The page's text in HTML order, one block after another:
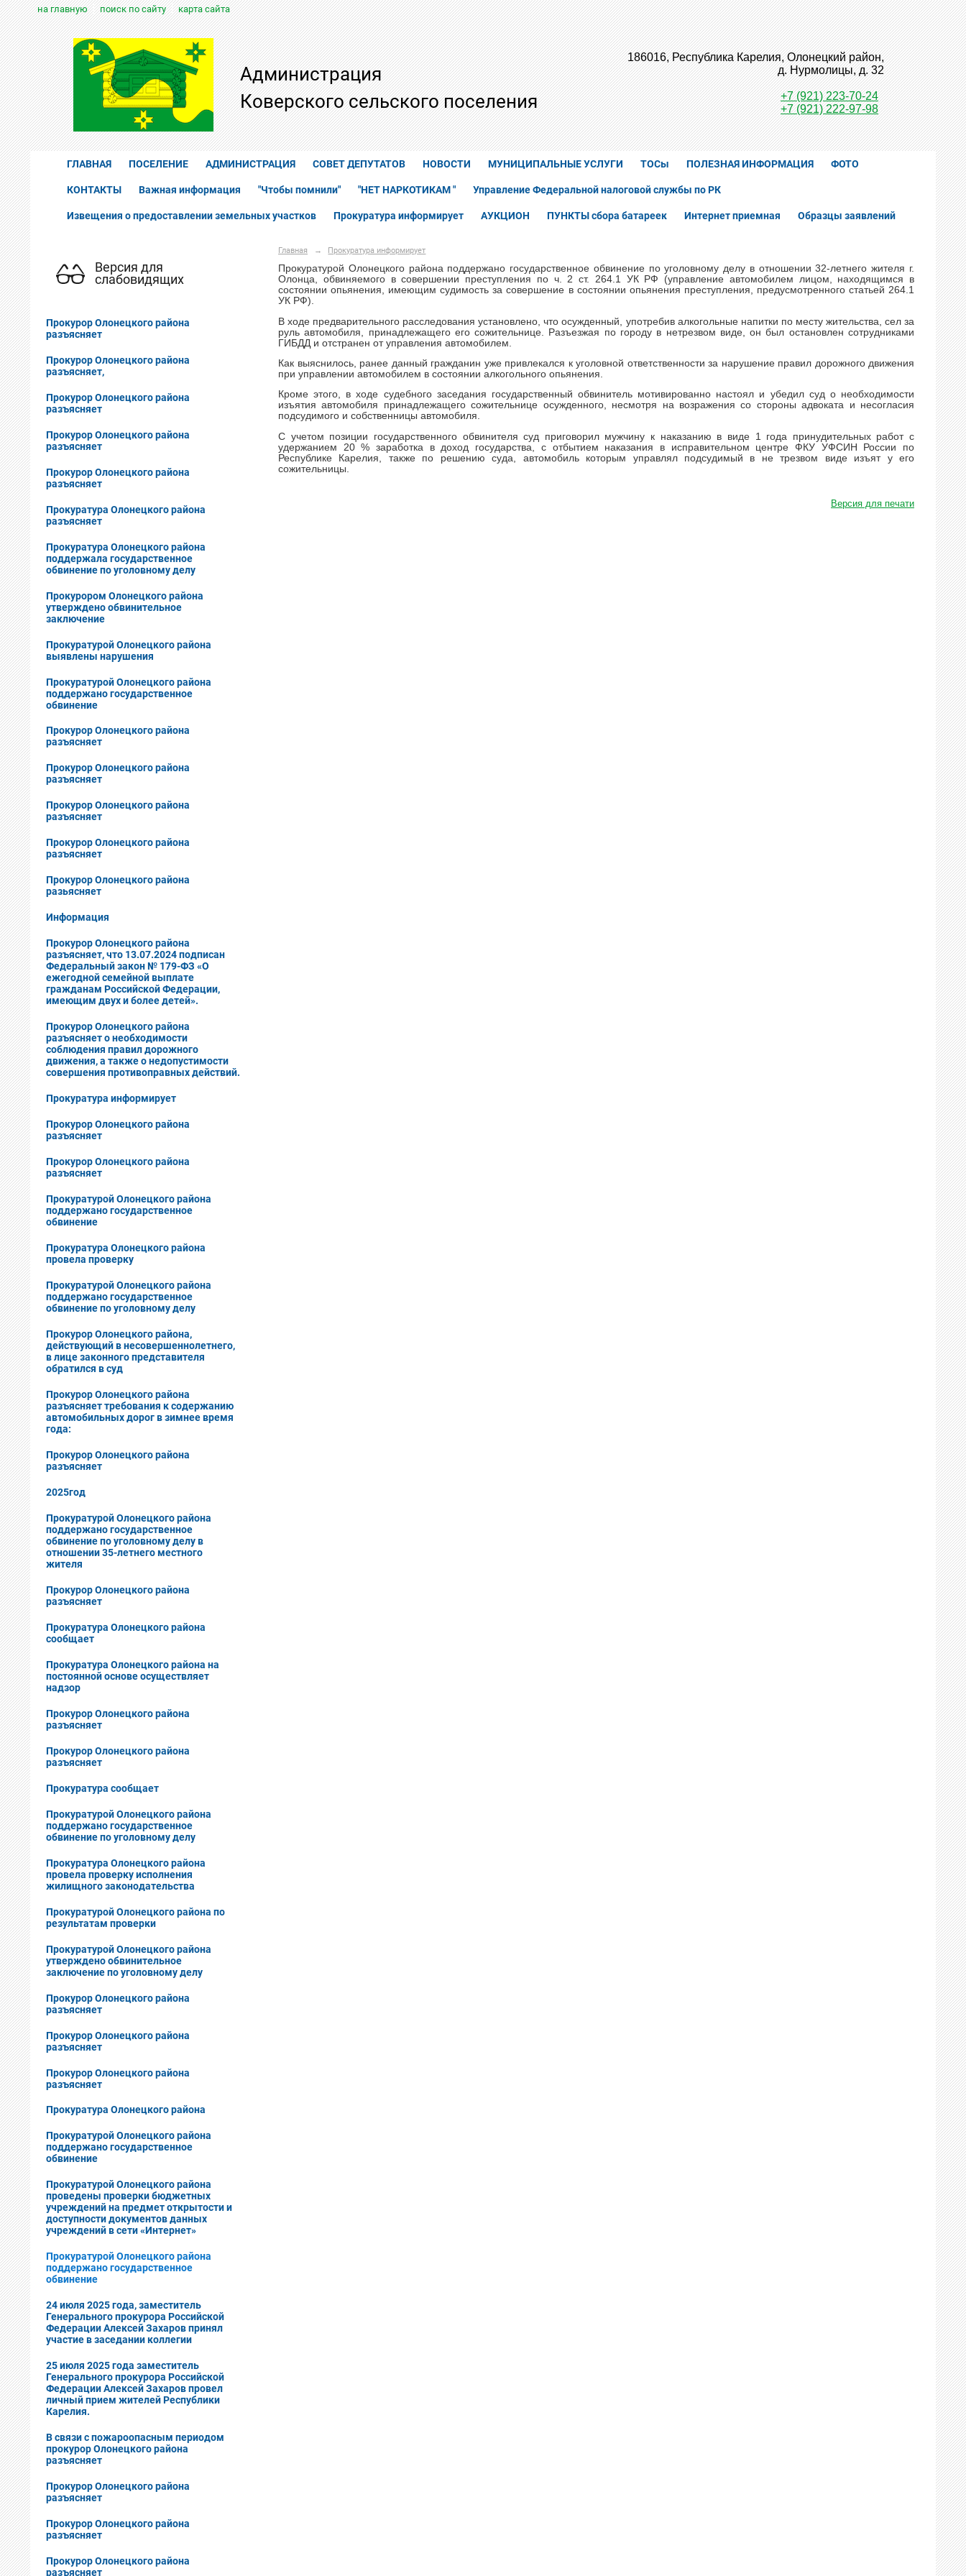
на главную поиск по сайту карта сайта
Администрация
Коверского сельского поселения
186016, Республика Карелия, Олонецкий район,
д. Нурмолицы, д. 32
+7 (921) 223-70-24
+7 (921) 222-97-98
ГЛАВНАЯ ПОСЕЛЕНИЕ АДМИНИСТРАЦИЯ СОВЕТ ДЕПУТАТОВ НОВОСТИ МУНИЦИПАЛЬНЫЕ УСЛУГИ ТОСы ПОЛЕЗНАЯ ИНФОРМАЦИЯ ФОТО
КОНТАКТЫ Важная информация "Чтобы помнили" "НЕТ НАРКОТИКАМ " Управление Федеральной налоговой службы по РК
Извещения о предоставлении земельных участков Прокуратура информирует АУКЦИОН ПУНКТЫ сбора батареек Интернет приемная Образцы заявлений
Версия для
слабовидящих
Прокурор Олонецкого района
разъясняет
Прокурор Олонецкого района
разъясняет,
Прокурор Олонецкого района
разъясняет
Прокурор Олонецкого района
разъясняет
Прокурор Олонецкого района
разъясняет
Прокуратура Олонецкого района
разъясняет
Прокуратура Олонецкого района
поддержала государственное
обвинение по уголовному делу
Прокурором Олонецкого района
утверждено обвинительное
заключение
Прокуратурой Олонецкого района
выявлены нарушения
Прокуратурой Олонецкого района
поддержано государственное
обвинение
Прокурор Олонецкого района
разъясняет
Прокурор Олонецкого района
разъясняет
Прокурор Олонецкого района
разъясняет
Прокурор Олонецкого района
разъясняет
Прокурор Олонецкого района
разьясняет
Информация
Прокурор Олонецкого района
разъясняет, что 13.07.2024 подписан
Федеральный закон № 179-ФЗ «О
ежегодной семейной выплате
гражданам Российской Федерации,
имеющим двух и более детей».
Прокурор Олонецкого района
разъясняет о необходимости
соблюдения правил дорожного
движения, а также о недопустимости
совершения противоправных действий.
Прокуратура информирует
Прокурор Олонецкого района
разъясняет
Прокурор Олонецкого района
разъясняет
Прокуратурой Олонецкого района
поддержано государственное
обвинение
Прокуратура Олонецкого района
провела проверку
Прокуратурой Олонецкого района
поддержано государственное
обвинение по уголовному делу
Прокурор Олонецкого района,
действующий в несовершеннолетнего,
в лице законного представителя
обратился в суд
Прокурор Олонецкого района
разъясняет требования к содержанию
автомобильных дорог в зимнее время
года:
Прокурор Олонецкого района
разъясняет
2025год
Прокуратурой Олонецкого района
поддержано государственное
обвинение по уголовному делу в
отношении 35-летнего местного
жителя
Прокурор Олонецкого района
разъясняет
Прокуратура Олонецкого района
сообщает
Прокуратура Олонецкого района на
постоянной основе осуществляет
надзор
Прокурор Олонецкого района
разъясняет
Прокурор Олонецкого района
разъясняет
Прокуратура сообщает
Прокуратурой Олонецкого района
поддержано государственное
обвинение по уголовному делу
Прокуратура Олонецкого района
провела проверку исполнения
жилищного законодательства
Прокуратурой Олонецкого района по
результатам проверки
Прокуратурой Олонецкого района
утверждено обвинительное
заключение по уголовному делу
Прокурор Олонецкого района
разъясняет
Прокурор Олонецкого района
разъясняет
Прокурор Олонецкого района
разъясняет
Прокуратура Олонецкого района
Прокуратурой Олонецкого района
поддержано государственное
обвинение
Прокуратурой Олонецкого района
проведены проверки бюджетных
учреждений на предмет открытости и
доступности документов данных
учреждений в сети «Интернет»
Прокуратурой Олонецкого района
поддержано государственное
обвинение
24 июля 2025 года, заместитель
Генерального прокурора Российской
Федерации Алексей Захаров принял
участие в заседании коллегии
25 июля 2025 года заместитель
Генерального прокурора Российской
Федерации Алексей Захаров провел
личный прием жителей Республики
Карелия.
В cвязи с пожароопасным периодом
прокурор Олонецкого района
разъясняет
Прокурор Олонецкого района
разъясняет
Прокурор Олонецкого района
разъясняет
Прокурор Олонецкого района
разъясняет
Главная → Прокуратура информирует
Прокуратурой Олонецкого района поддержано государственное обвинение по уголовному делу в отношении 32-летнего жителя г.
Олонца, обвиняемого в совершении преступления по ч. 2 ст. 264.1 УК РФ (управление автомобилем лицом, находящимся в
состоянии опьянения, имеющим судимость за совершение в состоянии опьянения преступления, предусмотренного статьей 264.1
УК РФ).
В ходе предварительного расследования установлено, что осужденный, употребив алкогольные напитки по месту жительства, сел за
руль автомобиля, принадлежащего его сожительнице. Разъезжая по городу в нетрезвом виде, он был остановлен сотрудниками
ГИБДД и отстранен от управления автомобилем.
Как выяснилось, ранее данный гражданин уже привлекался к уголовной ответственности за нарушение правил дорожного движения
при управлении автомобилем в состоянии алкогольного опьянения.
Кроме этого, в ходе судебного заседания государственный обвинитель мотивированно настоял и убедил суд о необходимости
изъятия автомобиля принадлежащего сожительнице осужденного, несмотря на возражения со стороны адвоката и несогласия
подсудимого и собственницы автомобиля.
С учетом позиции государственного обвинителя суд приговорил мужчину к наказанию в виде 1 года принудительных работ с
удержанием 20 % заработка в доход государства, с отбытием наказания в исправительном центре ФКУ УФСИН России по
Республике Карелия, также по решению суда, автомобиль которым управлял подсудимый в не трезвом виде изъят у его
сожительницы.
Версия для печати